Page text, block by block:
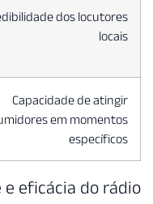
Aumento da
Impacto durante
horários de
deslocamento